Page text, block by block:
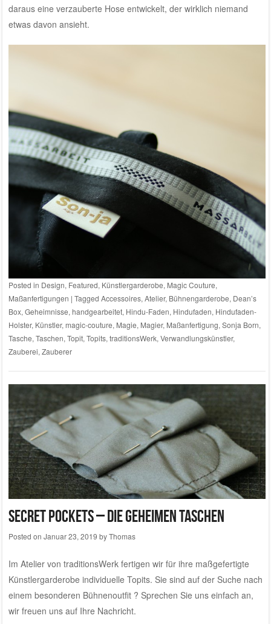
daraus eine verzauberte Hose entwickelt, der wirklich niemand
etwas davon ansieht.
Posted in Design, Featured, Künstlergarderobe, Magic Couture,
Maßanfertigungen | Tagged Accessoires, Atelier, Bühnengarderobe, Dean’s
Box, Geheimnisse, handgearbeitet, Hindu-Faden, Hindufaden, Hindufaden-
Holster, Künstler, magic-couture, Magie, Magier, Maßanfertigung, Sonja Born,
Tasche, Taschen, Topit, Topits, traditionsWerk, Verwandlungskünstler,
Zauberei, Zauberer
Secret Pockets – die geheimen Taschen
Posted on Januar 23, 2019 byThomas
Im Atelier von traditionsWerkfertigen wir für ihre maßgefertigte
Künstlergarderobe individuelle Topits. Sie sind auf der Suche nach
einem besonderen Bühnenoutfit ? Sprechen Sie uns einfach an,
wir freuen uns auf Ihre Nachricht.